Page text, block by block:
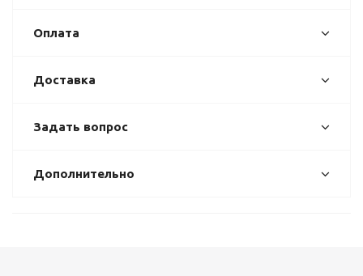
Оплата
Доставка
Задать вопрос
Дополнительно